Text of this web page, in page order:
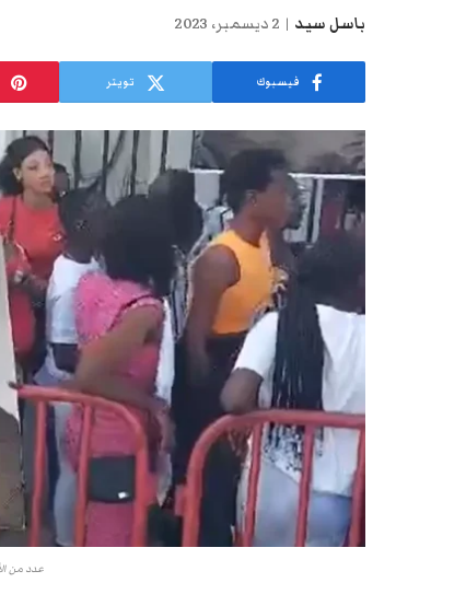
باسل سيد 2 ديسمبر، 2023
فيسبوك تويتر
عدد من